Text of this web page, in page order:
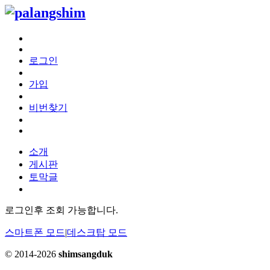
로그인
가입
비번찾기
소개
게시판
토막글
로그인후 조회 가능합니다.
스마트폰 모드|데스크탑 모드
© 2014-2026 shimsangduk